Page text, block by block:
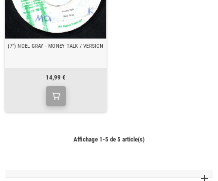
(7") NOEL GRAY - MONEY TALK / VERSION
14,99 €
Affichage 1-5 de 5 article(s)